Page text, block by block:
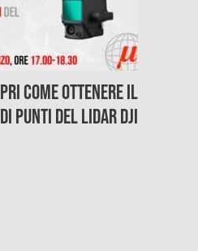
come ottenere il
punti del LiDAR DJI